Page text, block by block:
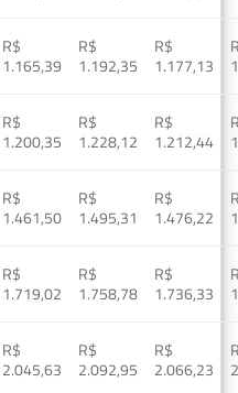
R$
1.165,39
R$
1.192,35
R$
1.177,13
R$
1.200,35
R$
1.228,12
R$
1.212,44
R$
1.461,50
R$
1.495,31
R$
1.476,22
R$
1.719,02
R$
1.758,78
R$
1.736,33
R$
2.045,63
R$
2.092,95
R$
2.066,23